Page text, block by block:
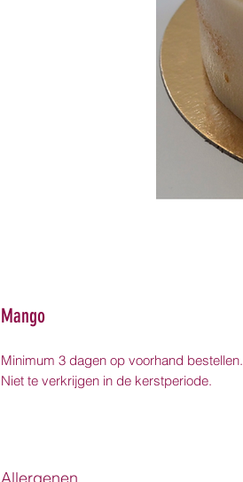
Mango
Minimum 3 dagen op voorhand bestellen.
Niet te verkrijgen in de kerstperiode.
Allergenen